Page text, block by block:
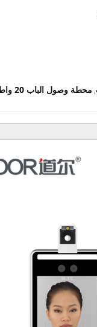
, محطة وصول الباب 20 واط